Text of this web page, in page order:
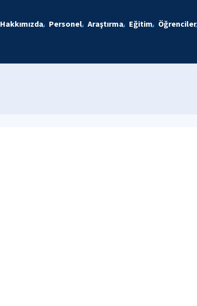
Hakkımızda Personel Araştırma Eğitim Öğrenciler